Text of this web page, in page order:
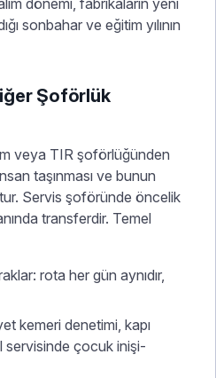
dönemi, fabrikaların yeni
sonbahar ve eğitim yılının
Şoförlük
veya TIR şoförlüğünden
taşınması ve bunun
Servis şoföründe öncelik
transferdir. Temel
rota her gün aynıdır,
kemeri denetimi, kapı
servisinde çocuk inişi-